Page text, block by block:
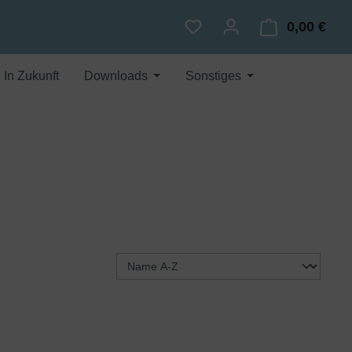
Du hast 0 Produkte auf
0,00 €
In Zukunft Downloads Sonstiges